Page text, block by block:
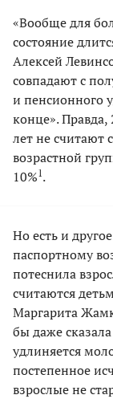
«Вообще для
состояние
Алексей
совпадают с
и пенсионного
конце». Правда,
лет не считают
возрастной
10%1 .
Но есть и
паспортному
потеснила
считаются
Маргарита
бы даже сказала
удлиняется
постепенное
взрослые не